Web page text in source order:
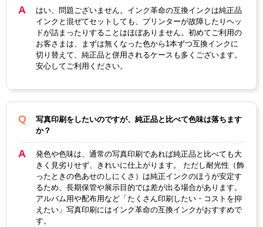
顔料・染料 顔料
ICチップ あり
製品タイプ
はい、問題ございません。インク革命の互換インクは純正品
インクと混ぜてセットしても、プリンターが故障したりヘッ
ドが詰まったりすることはほぼありません。初めてご利用の
お客さまは、まずは無くなった色から1本ずつ互換インクに
切り替えて、純正品と併用されるケースも多くございます。
安心してご利用ください。
写真印刷をしたいのですが、純正品と比べて色味は落ちます
か？
発色や色味は、通常の写真印刷であれば純正品と比べても大
きく見劣りせず、きれいに仕上がります。 ただし耐光性（飾
ったときの色あせのしにくさ）は純正インクのほうが安定す
るため、長期保管や展示目的では差が出る場合があります。
アルバム用や配布用など「たくさん印刷したい・コストを抑
えたい」写真印刷にはインク革命の互換インクがおすすめで
す。